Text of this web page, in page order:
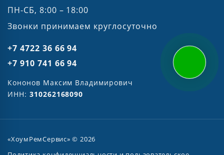
ПН-СБ, 8:00 – 18:00
Звонки принимаем круглосуточно
+7 4722 36 66 94
+7 910 741 66 94
Кононов Максим Владимирович
ИНН: 310262168090
«ХоумРемСервис» © 2026